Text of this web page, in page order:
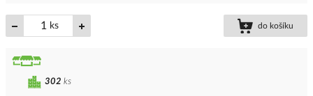
ks do košíku
302 ks